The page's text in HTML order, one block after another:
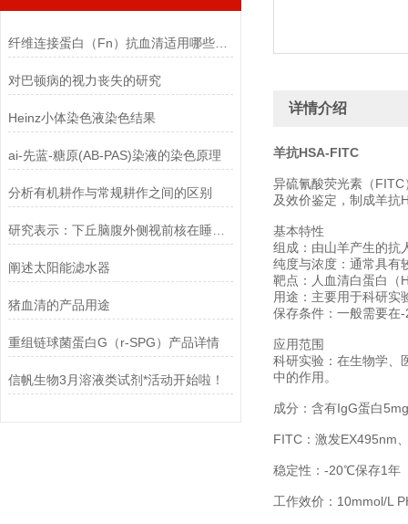
纤维连接蛋白（Fn）抗血清适用哪些实验
对巴顿病的视力丧失的研究
Heinz小体染色液染色结果
ai-先蓝-糖原(AB-PAS)染液的染色原理
分析有机耕作与常规耕作之间的区别
研究表示：下丘脑腹外侧视前核在睡眠中其中至关重要的作用
阐述太阳能滤水器
猪血清的产品用途
重组链球菌蛋白G（r-SPG）产品详情
信帆生物3月溶液类试剂*活动开始啦！
详情介绍
羊抗HSA-FITC
异硫氰酸荧光素（
及效价鉴定，制成羊抗
基本特性
组成：由山羊产生的抗
纯度与浓度：通常具有
靶点：人血清白蛋白（
用途：主要用于科研实
保存条件：一般需要在
应用范围
科研实验：在生物学、
中的作用。
成分：含有IgG蛋白
FITC：激发EX495nm
稳定性：-20℃保存1年
工作效价：10mmol/L